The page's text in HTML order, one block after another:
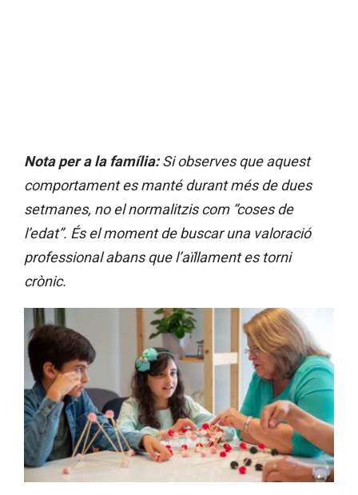
Nota per a la família:Si observes que aquest
comportament es manté durant més de dues
setmanes, no el normalitzis com “coses de
l’edat”. És el moment de buscar una valoració
professional abans que l’aïllament es torni
crònic.